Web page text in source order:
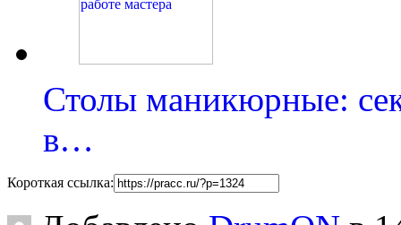
Столы маникюрные:
в…
Короткая ссылка: